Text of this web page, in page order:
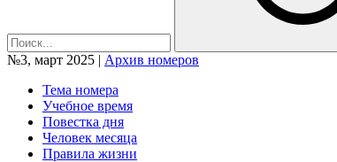
№3, март 2025 | Архив номеров
Тема номера
Учебное время
Повестка дня
Человек месяца
Правила жизни